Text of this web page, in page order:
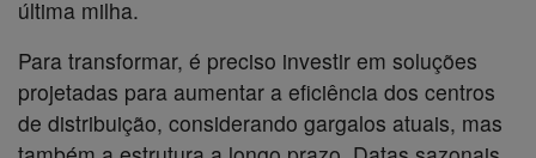
última milha.
Para transformar, é preciso investir em soluções
projetadas para aumentar a eficiência dos centros
de distribuição, considerando gargalos atuais, mas